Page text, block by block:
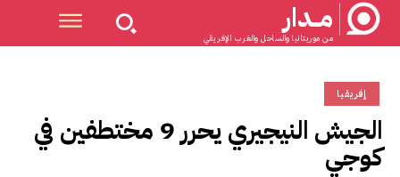
مــدار
من موريتانيا والساحل والغرب الإفريقي
إفريقيا
الجيش النيجيري يحرر 9 مختطفين في
كوجي